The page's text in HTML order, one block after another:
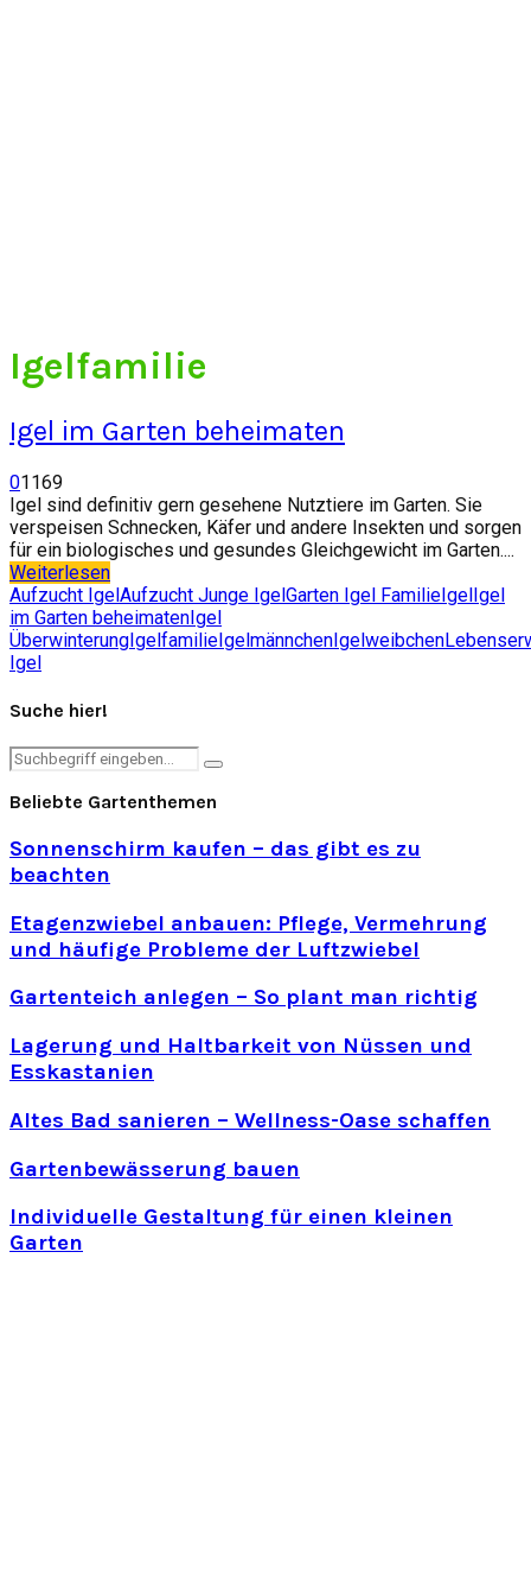
Igelfamilie
Igel im Garten beheimaten
01169
Igel sind definitiv gern gesehene Nutztiere im Garten. Sie
verspeisen Schnecken, Käfer und andere Insekten und sorgen
für ein biologisches und gesundes Gleichgewicht im Garten....
Weiterlesen
Aufzucht IgelAufzucht Junge IgelGarten Igel FamilieIgelIgel
im Garten beheimatenIgel
ÜberwinterungIgelfamilieIgelmännchenIgelweibchen
Igel
Suche hier!
Search
Search
Beliebte Gartenthemen
Sonnenschirm kaufen – das gibt es zu
beachten
Etagenzwiebel anbauen: Pflege, Vermehrung
und häufige Probleme der Luftzwiebel
Gartenteich anlegen – So plant man richtig
Lagerung und Haltbarkeit von Nüssen und
Esskastanien
Altes Bad sanieren – Wellness-Oase schaffen
Gartenbewässerung bauen
Individuelle Gestaltung für einen kleinen
Garten